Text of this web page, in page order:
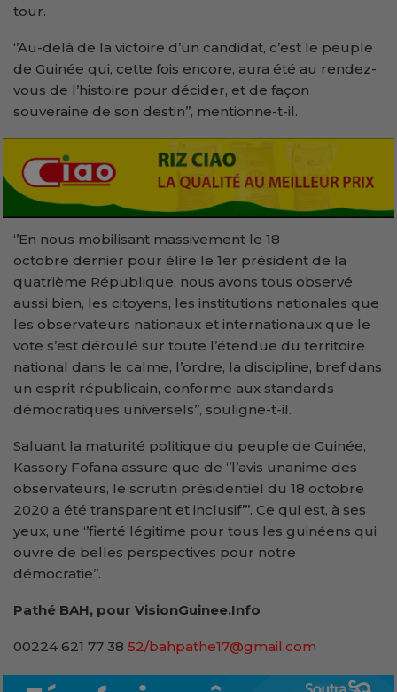
tour.
‘’Au-delà de la victoire d’un candidat, c’est le peuple
de Guinée qui, cette fois encore, aura été au rendez-
vous de l’histoire pour décider, et de façon
souveraine de son destin’’, mentionne-t-il.
‘’En nous mobilisant massivement le 18
octobre dernier pour élire le 1er président de la
quatrième République, nous avons tous observé
aussi bien, les citoyens, les institutions nationales que
les observateurs nationaux et internationaux que le
vote s’est déroulé sur toute l’étendue du territoire
national dans le calme, l’ordre, la discipline, bref dans
un esprit républicain, conforme aux standards
démocratiques universels’’, souligne-t-il.
Saluant la maturité politique du peuple de Guinée,
Kassory Fofana assure que de ‘’l’avis unanime des
observateurs, le scrutin présidentiel du 18 octobre
2020 a été transparent et inclusif’’’. Ce qui est, à ses
yeux, une ‘’fierté légitime pour tous les guinéens qui
ouvre de belles perspectives pour notre
démocratie’’.
Pathé BAH, pour VisionGuinee.Info
00224 621 77 38 52/bahpathe17@gmail.com